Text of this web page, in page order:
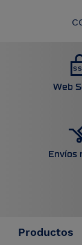
Web
Envíos
Productos